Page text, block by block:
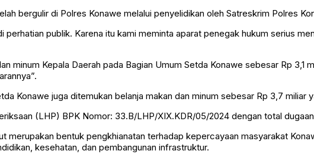
bergulir di Polres Konawe melalui penyelidikan oleh Satreskrim Polres
perhatian publik. Karena itu kami meminta aparat penegak hukum serius
minum Kepala Daerah pada Bagian Umum Setda Konawe sebesar Rp
Konawe juga ditemukan belanja makan dan minum sebesar Rp 3,7 miliar
(LHP) BPK Nomor: 33.B/LHP/XIX.KDR/05/2024 dengan total
merupakan bentuk pengkhianatan terhadap kepercayaan masyarakat
kesehatan, dan pembangunan infrastruktur.